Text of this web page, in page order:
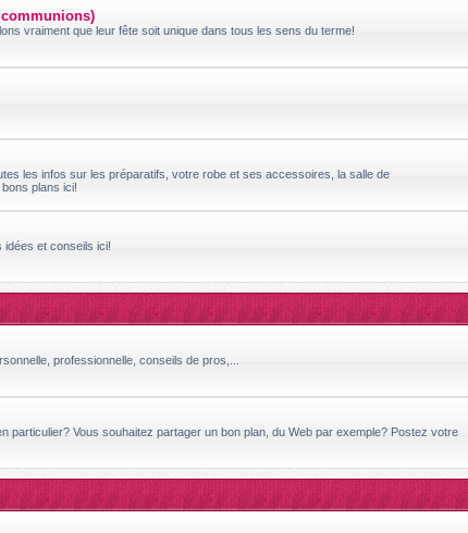
vraiment que leur fête soit unique dans tous les sens du terme!
les infos sur les préparatifs, votre robe et ses accessoires, la salle de
plans ici!
idées et conseils ici!
professionnelle, conseils de pros,...
particulier? Vous souhaitez partager un bon plan, du Web par exemple? Postez votre